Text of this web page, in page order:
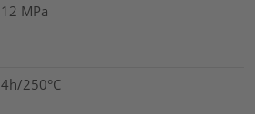
12 MPa
4h/250°C